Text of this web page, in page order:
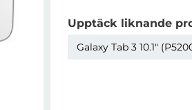
Upptäck liknande
Galaxy Tab 3 10.1"